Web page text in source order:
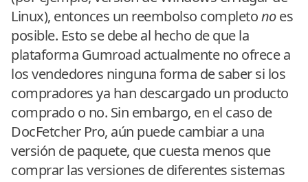
Linux), entonces un reembolso completonoes
posible. Esto se debe al hecho de que la
plataforma Gumroad actualmente no ofrece a
los vendedores ninguna forma de saber si los
compradores ya han descargado un producto
comprado o no. Sin embargo, en el caso de
DocFetcher Pro, aún puede cambiar a una
versión de paquete, que cuesta menos que
comprar las versiones de diferentes sistemas